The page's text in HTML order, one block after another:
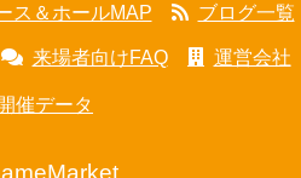
ス＆ホールMAP ブログ一覧
来場者向けFAQ 運営会社
開催データ